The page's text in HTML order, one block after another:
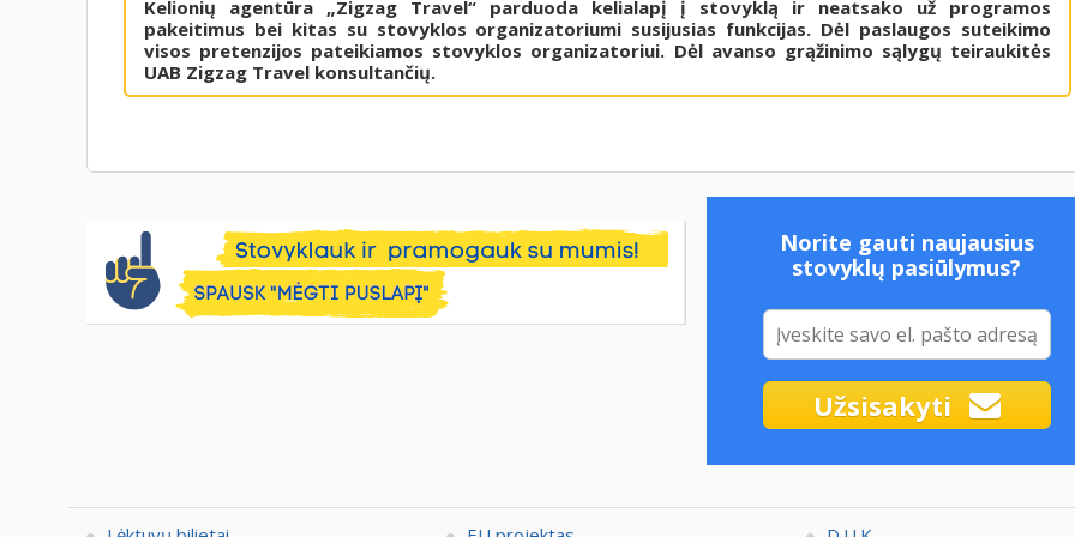
Kelionių agentūra „Zigzag Travel“ parduoda kelialapį į stovyklą ir neatsako už programos
pakeitimus bei kitas su stovyklos organizatoriumi susijusias funkcijas. Dėl paslaugos suteikimo
visos pretenzijos pateikiamos stovyklos organizatoriui. Dėl avanso grąžinimo sąlygų teiraukitės
UAB Zigzag Travel konsultančių.
Norite gauti naujausius
stovyklų pasiūlymus?
Užsisakyti